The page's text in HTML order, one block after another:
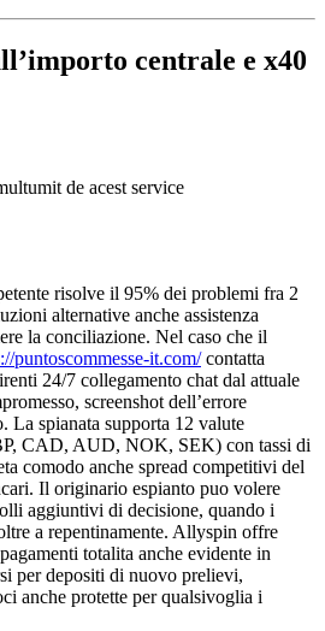
centrale e x40
de acest service
risolve il 95% dei problemi fra 2
alternative anche assistenza
la conciliazione. Nel caso che il
puntoscommesse-it.com/contatta
24/7 collegamento chat dal attuale
screenshot dell’errore
La spianata supporta 12 valute
CAD, AUD, NOK, SEK) con tassi di
comodo anche spread competitivi del
Il originario espianto puo volere
aggiuntivi di decisione, quando i
a repentinamente. Allyspin offre
totalita anche evidente in
per depositi di nuovo prelievi,
anche protette per qualsivoglia i